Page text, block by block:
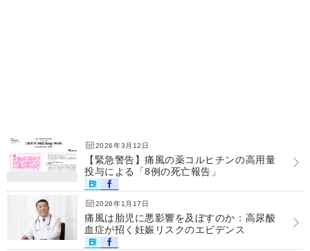
2026年3月12日
【緊急警告】痛風の薬コルヒチンの高用量
投与による「8例の死亡報告」
2026年1月17日
痛風は胎児に悪影響を及ぼすのか：高尿酸
血症が招く妊娠リスクのエビデンス